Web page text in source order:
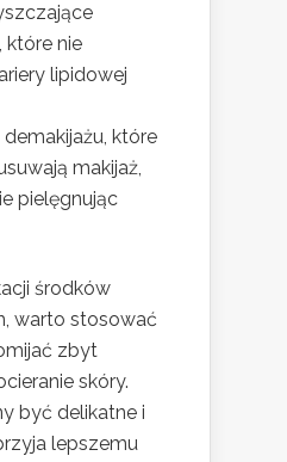
które nie
lipidowej
które
makijaż,
pielęgnując
środków
warto stosować
zbyt
skóry.
być delikatne i
lepszemu